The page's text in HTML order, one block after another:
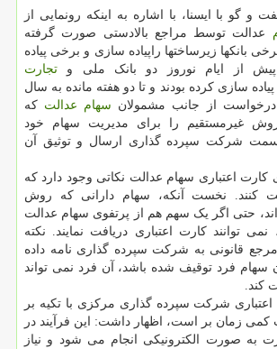
گو با ایسنا، با اشاره به اینکه رونمایی از
عدالت توسط مراجع بالادستی صورت گرفته
بانکها زیرساختها راپیاده سازی و برخی پیاده
پیش از ایام نوروز دو بانک ملی و تجارت
سازی کرده بودند و تا دو هفته مانده به سال
سهام عدالت که
غیرمستقیم را برای مدیریت سهام خود
سمت شرکت سپرده گذاری ارسال و توثیق آن
کارت اعتباری سهام عدالت نکاتی وجود دارد که
کنند. نخست آنکه، سهام دارانی که روش
اند، حتی اگر یک سهم هم از پرتفوی سهام عدالت
توانند کارت اعتباری دریافت نمایند. نکته
قانونی به شرکت سپرده گذاری نامه داده
سهام فرد توقیف شده باشد، آن فرد نمی تواند
کند.
اعتباری شرکت سپرده گذاری مرکزی با تکیه بر
کمی زمان بر است، اظهار داشت: این فرآیند در
به صورت الکترونیکی انجام می شود و نیاز